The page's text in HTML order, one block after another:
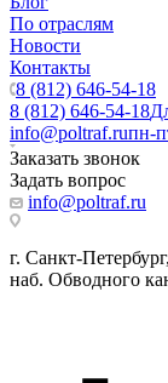
По отраслям
Новости
Контакты
8 (812) 646-54-18
8 (812) 646-54-18
info@poltraf.ruпн-
Заказать звонок
Задать вопрос
info@poltraf.ru
г. Санкт-Петербург,
наб. Обводного